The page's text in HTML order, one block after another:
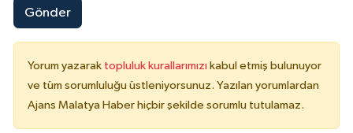
Gönder
Yorum yazarak topluluk kurallarımızı kabul etmiş bulunuyor
ve tüm sorumluluğu üstleniyorsunuz. Yazılan yorumlardan
Ajans Malatya Haber hiçbir şekilde sorumlu tutulamaz.